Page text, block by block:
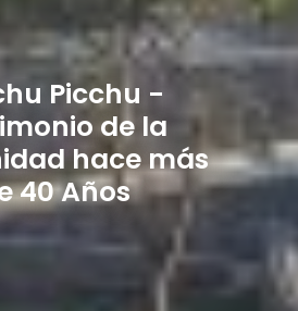
Picchu -
de la
hace más
40 Años